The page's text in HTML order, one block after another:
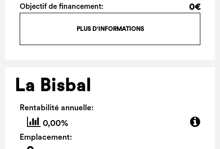
Objectif de financement: 0€
PLUS D'INFORMATIONS
La Bisbal
Rentabilité annuelle:
0,00%
Emplacement: